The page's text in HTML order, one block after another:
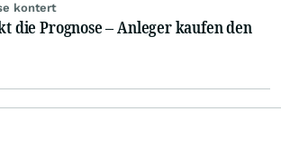
kontert
die Prognose – Anleger kaufen den